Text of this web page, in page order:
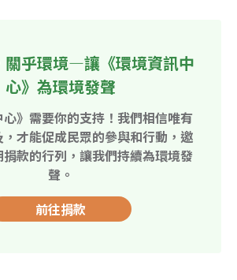
關乎環境—讓《環境資訊中
心》為環境發聲
心》需要你的支持！我們相信唯有
才能促成民眾的參與和行動，邀
款的行列，讓我們持續為環境發
聲。
前往捐款